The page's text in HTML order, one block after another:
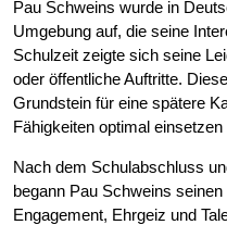
Pau Schweins wurde in
Umgebung auf, die seine
Schulzeit zeigte sich seine
oder öffentliche Auftritte.
Grundstein für eine spätere
Fähigkeiten optimal einsetzen
Nach dem Schulabschluss
begann Pau Schweins
Engagement, Ehrgeiz und